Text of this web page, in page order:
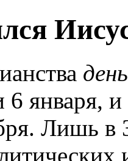
6 января,
Лишь в